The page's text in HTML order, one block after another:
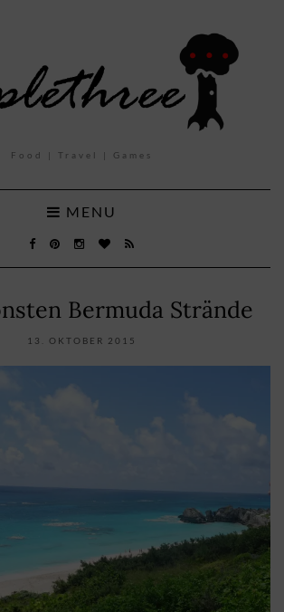
Food | Travel | Games
MENU
Bermuda Strände
13. OKTOBER 2015